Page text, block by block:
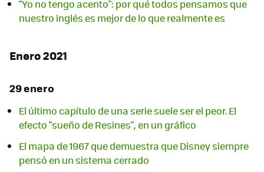
"Yo no tengo acento": por qué todos pensamos que
nuestro inglés es mejor de lo que realmente es
Enero 2021
29 enero
El último capítulo de una serie suele ser el peor. El
efecto "sueño de Resines", en un gráfico
El mapa de 1967 que demuestra que Disney siempre
pensó en un sistema cerrado